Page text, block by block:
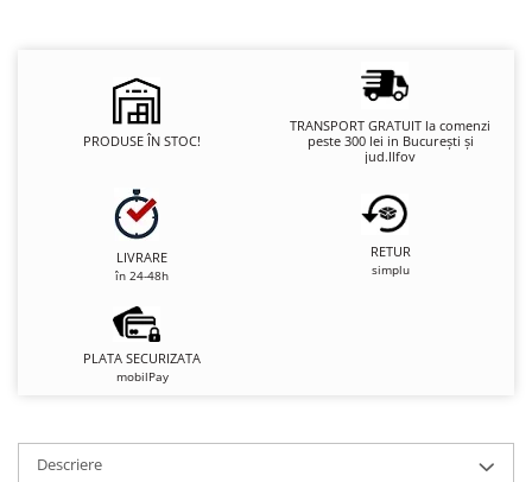
PRODUSE ÎN STOC!
TRANSPORT GRATUIT la comenzi
peste 300 lei in București și
jud.Ilfov
LIVRARE
în 24-48h
RETUR
simplu
PLATA SECURIZATA
mobilPay
Descriere